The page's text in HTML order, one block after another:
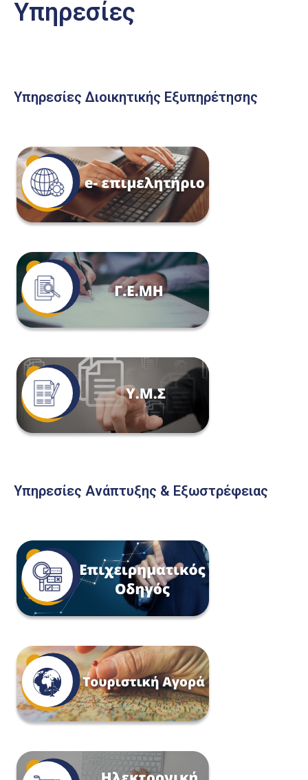
Υπηρεσίες
Υπηρεσίες Διοικητικής Εξυπηρέτησης
Υπηρεσίες Ανάπτυξης & Εξωστρέφειας